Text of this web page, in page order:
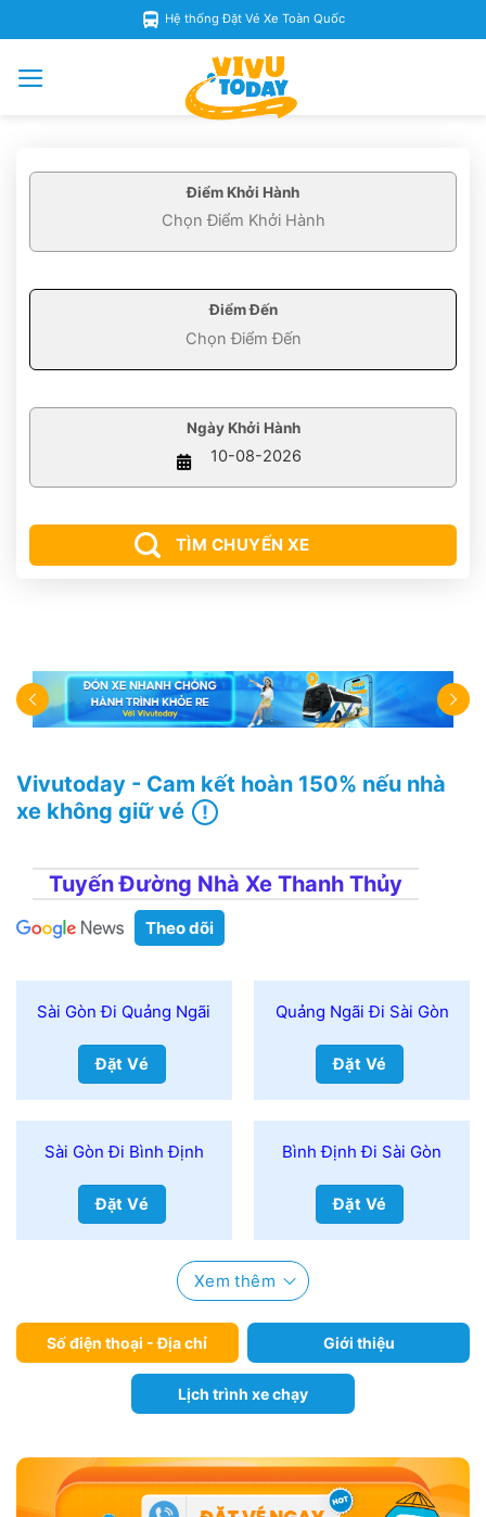
Hệ thống Đặt Vé Xe Toàn Quốc
Điểm Khởi Hành
Điểm Đến
Ngày Khởi Hành
TÌM CHUYẾN XE
Vivutoday - Cam kết hoàn 150% nếu nhà
xe không giữ vé
Tuyến Đường Nhà Xe Thanh Thủy
Theo dõi
Sài Gòn Đi Quảng Ngãi
Đặt Vé
Quảng Ngãi Đi Sài Gòn
Đặt Vé
Sài Gòn Đi Bình Định
Đặt Vé
Bình Định Đi Sài Gòn
Đặt Vé
Xem thêm
Số điện thoại - Địa chỉ Giới thiệu
Lịch trình xe chạy